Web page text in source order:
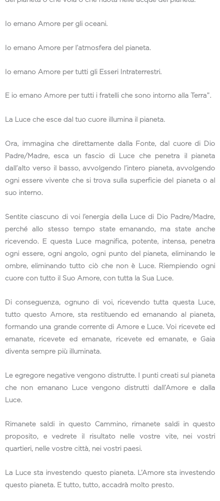
Io emano Amore per gli oceani.
Io emano Amore per l’atmosfera del pianeta.
Io emano Amore per tutti gli Esseri Intraterrestri.
E io emano Amore per tutti i fratelli che sono intorno alla Terra”.
La Luce che esce dal tuo cuore illumina il pianeta.
Ora, immagina che direttamente dalla Fonte, dal cuore di Dio
Padre/Madre, esca un fascio di Luce che penetra il pianeta
dall’alto verso il basso, avvolgendo l’intero pianeta, avvolgendo
ogni essere vivente che si trova sulla superficie del pianeta o al
suo interno.
Sentite ciascuno di voi l’energia della Luce di Dio Padre/Madre,
perché allo stesso tempo state emanando, ma state anche
ricevendo. E questa Luce magnifica, potente, intensa, penetra
ogni essere, ogni angolo, ogni punto del pianeta, eliminando le
ombre, eliminando tutto ciò che non è Luce. Riempiendo ogni
cuore con tutto il Suo Amore, con tutta la Sua Luce.
Di conseguenza, ognuno di voi, ricevendo tutta questa Luce,
tutto questo Amore, sta restituendo ed emanando al pianeta,
formando una grande corrente di Amore e Luce. Voi ricevete ed
emanate, ricevete ed emanate, ricevete ed emanate, e Gaia
diventa sempre più illuminata.
Le egregore negative vengono distrutte. I punti creati sul pianeta
che non emanano Luce vengono distrutti dall’Amore e dalla
Luce.
Rimanete saldi in questo Cammino, rimanete saldi in questo
proposito, e vedrete il risultato nelle vostre vite, nei vostri
quartieri, nelle vostre città, nei vostri paesi.
La Luce sta investendo questo pianeta. L’Amore sta investendo
questo pianeta. E tutto, tutto, accadrà molto presto.